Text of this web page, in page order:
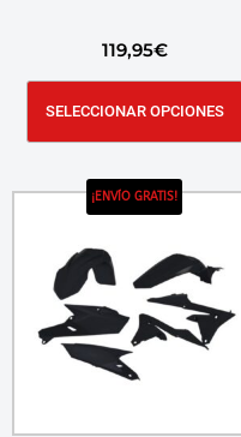
119,95€
SELECCIONAR OPCIONES
¡ENVÍO GRATIS!